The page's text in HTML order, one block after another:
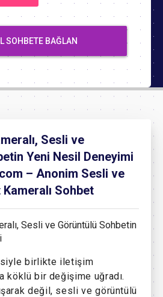
SOHBETE BAĞLAN
Sesli ve
Yeni Nesil Deneyimi
– Anonim Sesli ve
Sohbet
birlikte iletişim
köklü bir değişime uğradı.
değil, sesli ve görüntülü